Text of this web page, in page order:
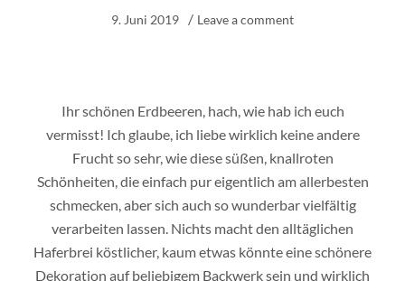
9. Juni 2019 Leave a comment
Ihr schönen Erdbeeren, hach, wie hab ich euch
vermisst! Ich glaube, ich liebe wirklich keine andere
Frucht so sehr, wie diese süßen, knallroten
Schönheiten, die einfach pur eigentlich am allerbesten
schmecken, aber sich auch so wunderbar vielfältig
verarbeiten lassen. Nichts macht den alltäglichen
Haferbrei köstlicher, kaum etwas könnte eine schönere
Dekoration auf beliebigem Backwerk sein und wirklich